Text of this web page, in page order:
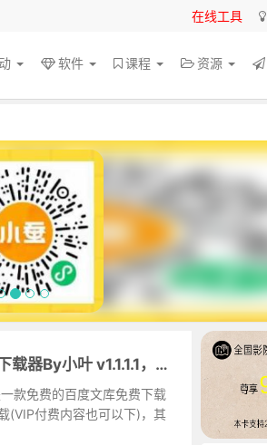
在线工具
软件 课程 资源
『Windows』百度文库下载器By小叶 v1.1.1.1，屏蔽更新版
款免费的百度文库免费下载
(VIP付费内容也可以下)，其